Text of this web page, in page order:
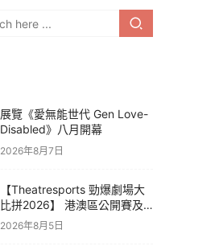
展覽《愛無能世代 Gen Love-
Disabled》八月開幕
2026年8月7日
【Theatresports 勁爆劇場大
比拼2026】 港澳區公開賽及
亞洲聯賽賽果
2026年8月5日